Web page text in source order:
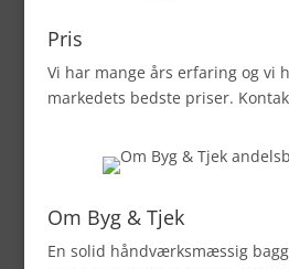
Pris
Vi har mange års erfaring og vi
markedets bedste priser.
Om Byg & Tjek
En solid håndværksmæssig